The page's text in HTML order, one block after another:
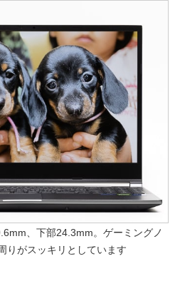
、下部24.3mm。ゲーミングノ
りがスッキリとしています